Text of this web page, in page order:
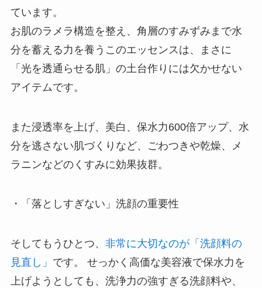
ています。
お肌のラメラ構造を整え、角層のすみずみまで水
分を蓄える力を養うこのエッセンスは、まさに
「光を透通らせる肌」の土台作りには欠かせない
アイテムです。
また浸透率を上げ、美白、保水力600倍アップ、水
分を逃さない肌づくりなど、ごわつきや乾燥、メ
ラニンなどのくすみに効果抜群。
・「落としすぎない」洗顔の重要性
そしてもうひとつ、 非常に大切なのが「洗顔料の
見直し」 です。 せっかく高価な美容液で保水力を
上げようとしても、洗浄力の強すぎる洗顔料や、